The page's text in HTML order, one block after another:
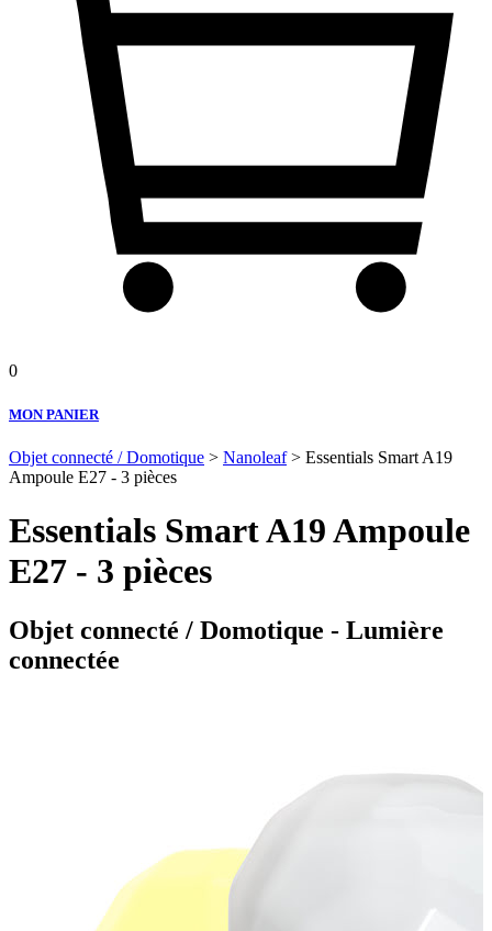
0
MON PANIER
Objet connecté / Domotique > Nanoleaf> Essentials Smart A19
Ampoule E27 - 3 pièces
Essentials Smart A19 Ampoule
E27 - 3 pièces
Objet connecté / Domotique - Lumière
connectée